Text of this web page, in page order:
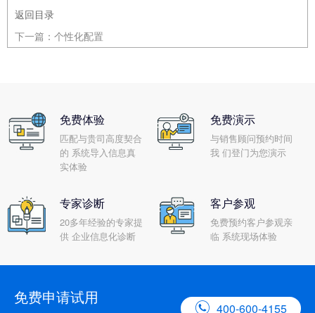
返回目录
下一篇： 个性化配置
免费体验
匹配与贵司高度契合
的 系统导入信息真
实体验
免费演示
与销售顾问预约时间
我 们登门为您演示
专家诊断
20多年经验的专家提
供 企业信息化诊断
客户参观
免费预约客户参观亲
临 系统现场体验
免费申请试用
 400-600-4155